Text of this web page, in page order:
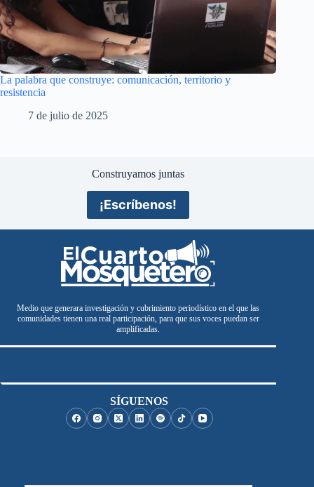
La palabra que construye: comunicación, territorio y
resistencia
7 de julio de 2025
Construyamos juntas
¡Escríbenos!
Medio que generara investigación y cubrimiento periodístico en el que las
comunidades tienen una real participación, para que sus voces puedan ser
amplificadas.
SÍGUENOS